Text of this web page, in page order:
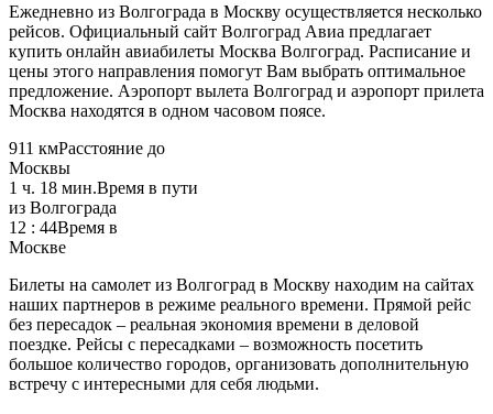
Ежедневно из Волгограда в Москву осуществляется несколько
рейсов. Официальный сайт Волгоград Авиа предлагает
купить онлайн авиабилеты Москва Волгоград. Расписание и
цены этого направления помогут Вам выбрать оптимальное
предложение. Аэропорт вылета Волгоград и аэропорт прилета
Москва находятся в одном часовом поясе.
911 кмРасстояние до
Москвы
1 ч. 18 мин.Время в пути
из Волгограда
12 : 44Время в
Москве
Билеты на самолет из Волгоград в Москву находим на сайтах
наших партнеров в режиме реального времени. Прямой рейс
без пересадок – реальная экономия времени в деловой
поездке. Рейсы с пересадками – возможность посетить
большое количество городов, организовать дополнительную
встречу с интересными для себя людьми.